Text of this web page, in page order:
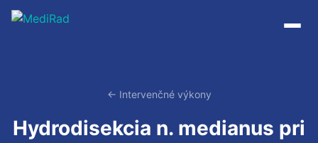
Preskočiť
na
← Intervenčné výkony
Hydrodisekcia n. medianus pri